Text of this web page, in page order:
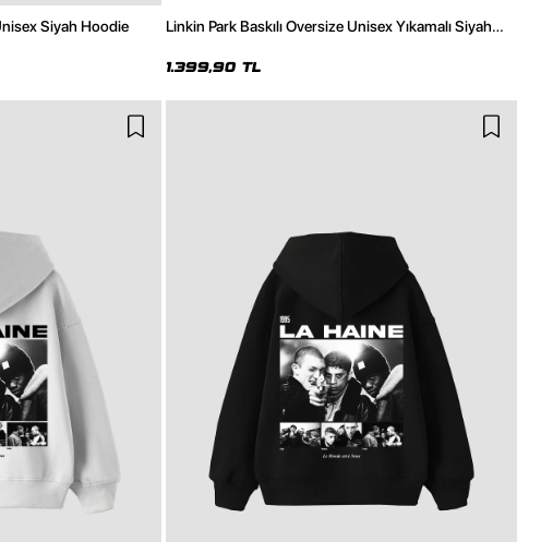
Siyah Hoodie
Linkin Park Baskılı Oversize Unisex Yıkamalı Siyah
1.399,90 TL